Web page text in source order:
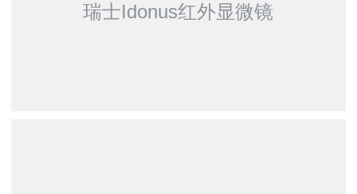
瑞士Idonus红外显微镜